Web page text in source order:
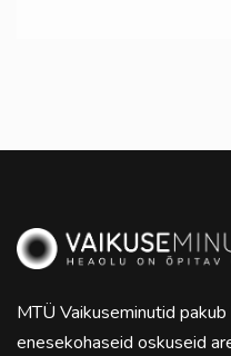
MTÜ Vaikuseminutid
enesekohaseid oskuseid